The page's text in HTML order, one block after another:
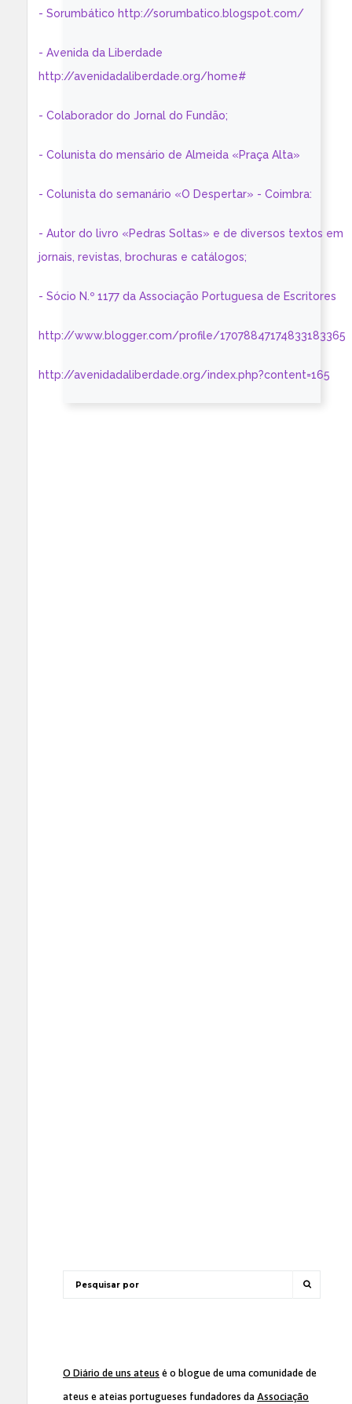
- Sorumbático http://sorumbatico.blogspot.com/
- Avenida da Liberdade
http://avenidadaliberdade.org/home#
- Colaborador do Jornal do Fundão;
- Colunista do mensário de Almeida «Praça Alta»
- Colunista do semanário «O Despertar» - Coimbra:
- Autor do livro «Pedras Soltas» e de diversos textos em
jornais, revistas, brochuras e catálogos;
- Sócio N.º 1177 da Associação Portuguesa de Escritores
http://www.blogger.com/profile/17078847174833183365
http://avenidadaliberdade.org/index.php?content=165
O Diário de uns ateus é o blogue de uma comunidade de
ateus e ateias portugueses fundadores da Associação